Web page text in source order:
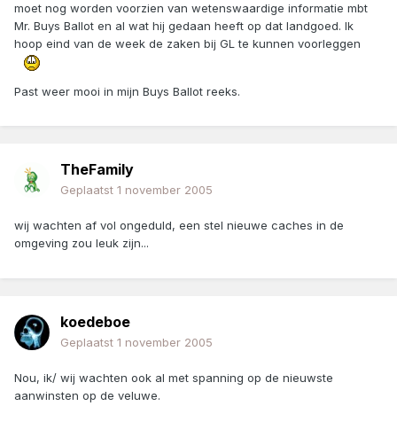
moet nog worden voorzien van wetenswaardige informatie mbt
Mr. Buys Ballot en al wat hij gedaan heeft op dat landgoed. Ik
hoop eind van de week de zaken bij GL te kunnen voorleggen
Past weer mooi in mijn Buys Ballot reeks.
TheFamily
Geplaatst 1 november 2005
wij wachten af vol ongeduld, een stel nieuwe caches in de
omgeving zou leuk zijn...
koedeboe
Geplaatst 1 november 2005
Nou, ik/ wij wachten ook al met spanning op de nieuwste
aanwinsten op de veluwe.